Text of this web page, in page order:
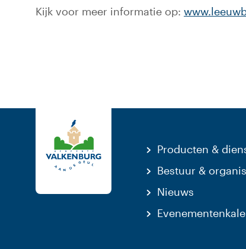
Kijk voor meer informatie op:
Producten &
Bestuur &
Nieuws